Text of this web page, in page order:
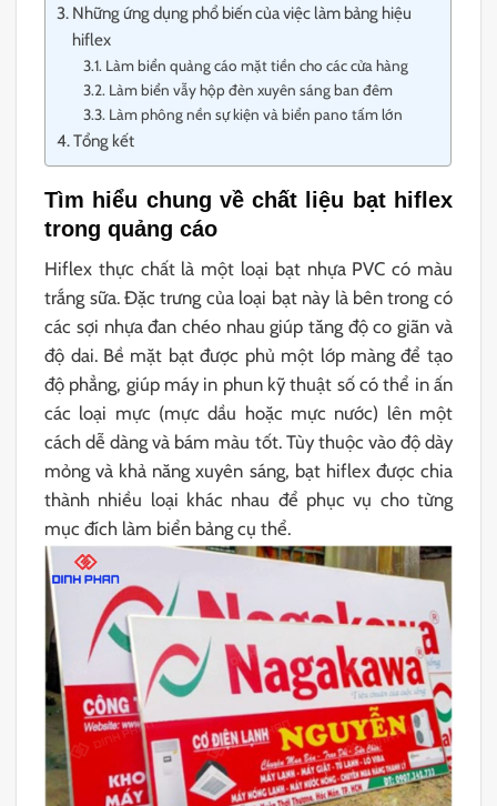
Những ứng dụng phổ biến của việc làm bảng hiệu
hiflex
Làm biển quảng cáo mặt tiền cho các cửa hàng
Làm biển vẫy hộp đèn xuyên sáng ban đêm
Làm phông nền sự kiện và biển pano tấm lớn
Tổng kết
Tìm hiểu chung về chất liệu bạt hiflex
trong quảng cáo
Hiflex thực chất là một loại bạt nhựa PVC có màu
trắng sữa. Đặc trưng của loại bạt này là bên trong có
các sợi nhựa đan chéo nhau giúp tăng độ co giãn và
độ dai. Bề mặt bạt được phủ một lớp màng để tạo
độ phẳng, giúp máy in phun kỹ thuật số có thể in ấn
các loại mực (mực dầu hoặc mực nước) lên một
cách dễ dàng và bám màu tốt. Tùy thuộc vào độ dày
mỏng và khả năng xuyên sáng, bạt hiflex được chia
thành nhiều loại khác nhau để phục vụ cho từng
mục đích làm biển bảng cụ thể.